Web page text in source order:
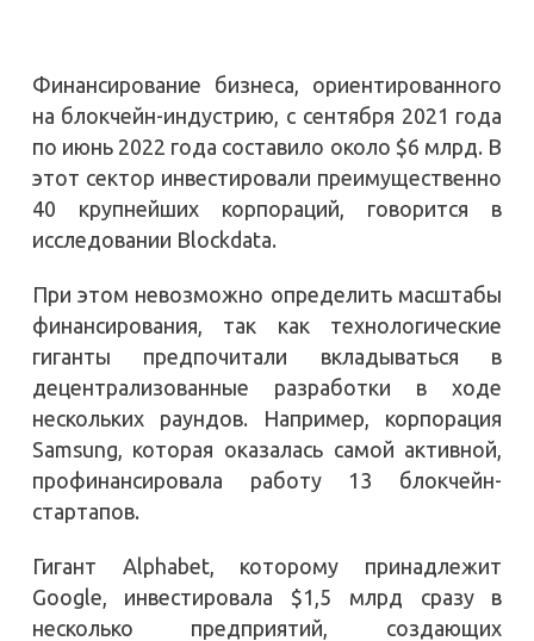
Финансирование бизнеса, ориентированного
на блокчейн-индустрию, с сентября 2021 года
по июнь 2022 года составило около $6 млрд. В
этот сектор инвестировали преимущественно
40 крупнейших корпораций, говорится в
исследовании Blockdata.
При этом невозможно определить масштабы
финансирования, так как технологические
гиганты предпочитали вкладываться в
децентрализованные разработки в ходе
нескольких раундов. Например, корпорация
Samsung, которая оказалась самой активной,
профинансировала работу 13 блокчейн-
стартапов.
Гигант Alphabet, которому принадлежит
Google, инвестировала $1,5 млрд сразу в
несколько предприятий, создающих